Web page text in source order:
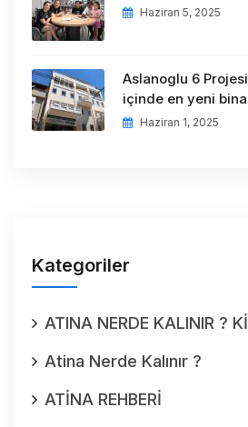
Haziran 5, 2025
Aslanoglu 6
içinde en yeni
Haziran 1, 2025
Kategoriler
ATINA NERDE KALINIR ?
Atina Nerde Kalınır ?
ATİNA REHBERİ